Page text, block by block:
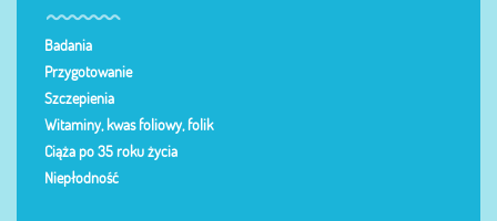
Badania
Przygotowanie
Szczepienia
Witaminy, kwas foliowy, folik
Ciąża po 35 roku życia
Niepłodność